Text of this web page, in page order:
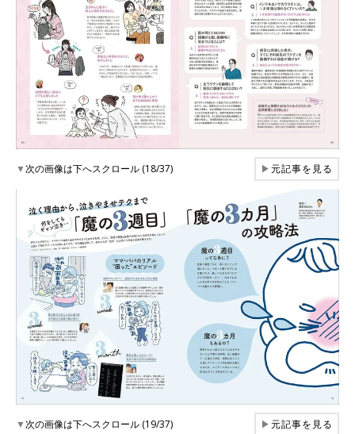
▼次の画像は下へスクロール (18/37) ▶元記事を見る
▼次の画像は下へスクロール (19/37) ▶元記事を見る